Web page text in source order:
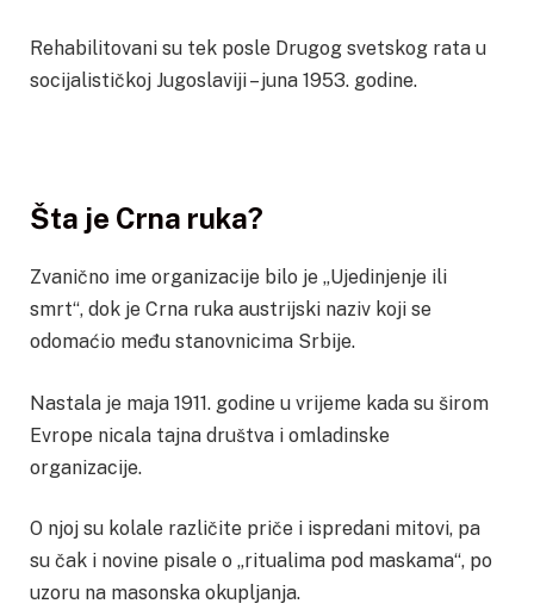
Rehabilitovani su tek posle Drugog svetskog rata u
socijalističkoj Jugoslaviji – juna 1953. godine.
Šta je Crna ruka?
Zvanično ime organizacije bilo je „Ujedinjenje ili
smrt“, dok je Crna ruka austrijski naziv koji se
odomaćio među stanovnicima Srbije.
Nastala je maja 1911. godine u vrijeme kada su širom
Evrope nicala tajna društva i omladinske
organizacije.
O njoj su kolale različite priče i ispredani mitovi, pa
su čak i novine pisale o „ritualima pod maskama“, po
uzoru na masonska okupljanja.